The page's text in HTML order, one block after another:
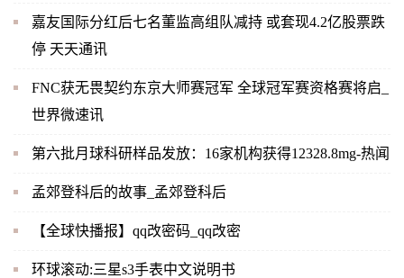
嘉友国际分红后七名董监高组队减持 或套现4.2亿股票跌
停 天天通讯
FNC获无畏契约东京大师赛冠军 全球冠军赛资格赛将启_
世界微速讯
第六批月球科研样品发放：16家机构获得12328.8mg-热闻
孟郊登科后的故事_孟郊登科后
【全球快播报】qq改密码_qq改密
环球滚动:三星s3手表中文说明书